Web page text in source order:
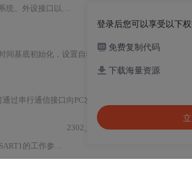
统、外设接口以及电源管理等。
动重载寄存器和预分频器值以确定PWM频率。然后，
发送消息，表明已成功执行喂狗动作。
，通过编写初始化函数、发送函数和接收
2302_81072142
登录后您可以享受以下权
免费复制代码
下载海量资源